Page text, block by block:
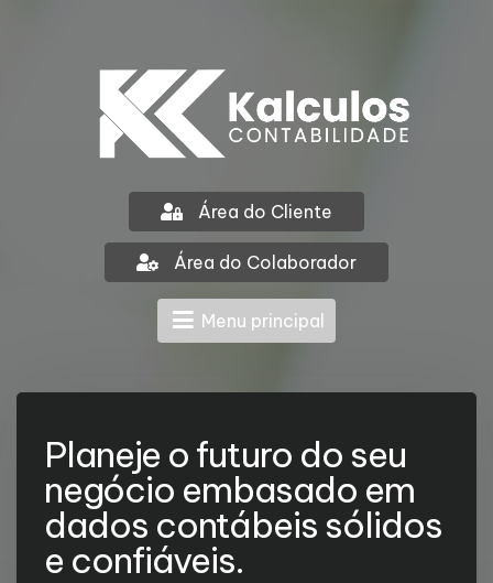
Área do Cliente
Área do Colaborador
Menu principal
Planeje o futuro do seu
negócio embasado em
dados contábeis sólidos
e confiáveis.